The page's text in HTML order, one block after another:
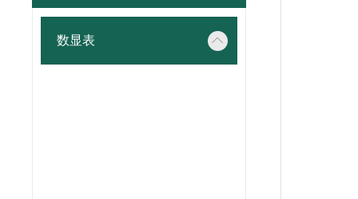
数显表